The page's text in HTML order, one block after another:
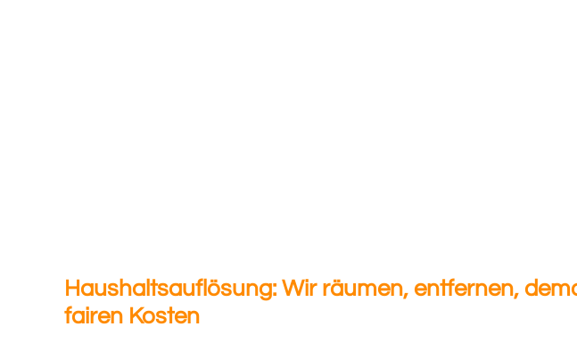
Haushaltsauflösung: Wir räumen, entfernen,
fairen Kosten